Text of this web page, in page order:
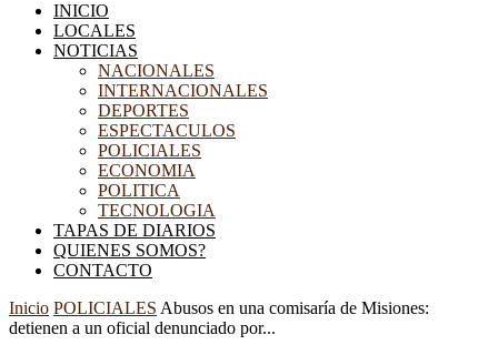
INICIO
LOCALES
NOTICIAS
NACIONALES
INTERNACIONALES
DEPORTES
ESPECTACULOS
POLICIALES
ECONOMIA
POLITICA
TECNOLOGIA
TAPAS DE DIARIOS
QUIENES SOMOS?
CONTACTO
Inicio POLICIALES Abusos en una comisaría de Misiones:
detienen a un oficial denunciado por...